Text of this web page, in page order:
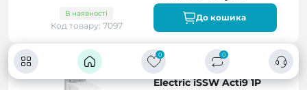
0 0
В наявності
Код товару: 7097
До кошика
Перемикач 3-х
позиційний Schneider
Electric iSSW Acti9 1P